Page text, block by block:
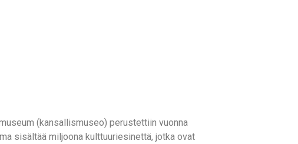
(kansallismuseo) perustettiin vuonna
sisältää miljoona kulttuuriesinettä, jotka ovat